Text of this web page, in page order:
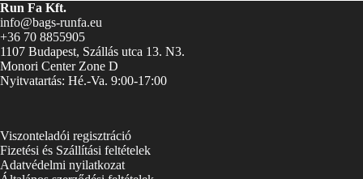
Run Fa Kft.
info@bags-runfa.eu
+36 70 8855905
1107 Budapest, Szállás utca 13. N3.
Monori Center Zone D
Nyitvatartás: Hé.-Va. 9:00-17:00
Viszonteladói regisztráció
Fizetési és Szállítási feltételek
Adatvédelmi nyilatkozat